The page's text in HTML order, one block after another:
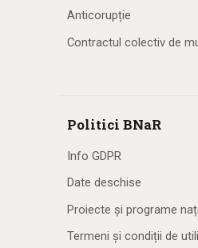
Anticorupție
Contractul colectiv de
Politici BNaR
Info GDPR
Date deschise
Proiecte și programe
Termeni și condiții de